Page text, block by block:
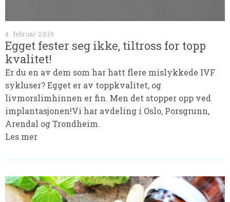
4. februar 2019
Egget fester seg ikke, tiltross for topp
kvalitet!
Er du en av dem som har hatt flere mislykkede IVF
sykluser? Egget er av toppkvalitet, og
livmorslimhinnen er fin. Men det stopper opp ved
implantasjonen!Vi har avdeling i Oslo, Porsgrunn,
Arendal og Trondheim.
Les mer